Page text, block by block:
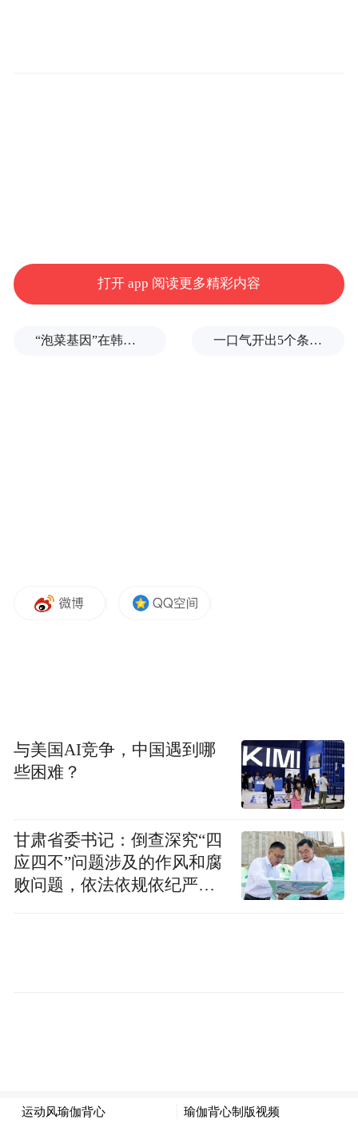
打开 app 阅读更多精彩内容
“泡菜基因”在韩国出现突变 一口气开出5个条件，伊朗抬高“复航门槛”，美伊海峡博弈还要耗多久？
与美国AI竞争，中国遇到哪
些困难？
甘肃省委书记：倒查深究“四
应四不”问题涉及的作风和腐
败问题，依法依规依纪严肃